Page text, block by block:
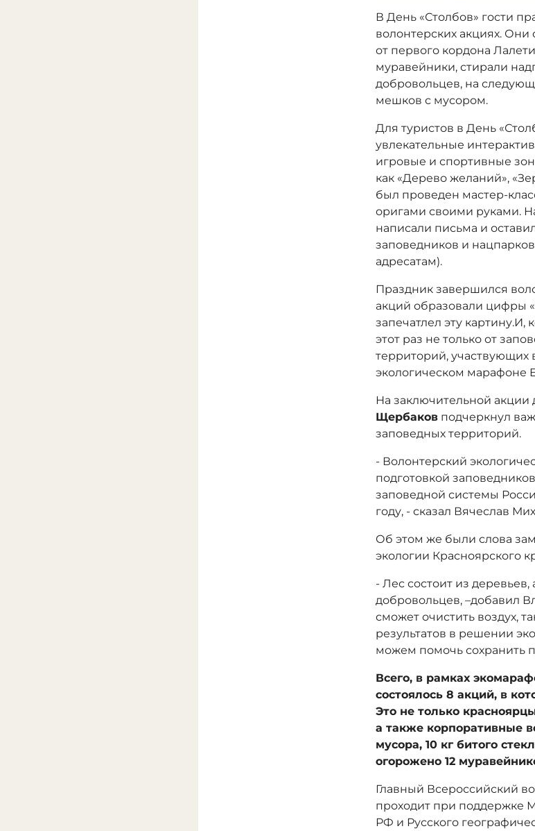
В День «Столбов» гости
волонтерских акциях.
от первого кордона
муравейники, стирали
добровольцев, на
мешков с мусором.
Для туристов в День
увлекательные
игровые и спортивные
как «Дерево желаний»,
был проведен мастер-
оригами своими руками.
написали письма и
заповедников и
адресатам).
Праздник завершился
акций образовали цифры
запечатлел эту
этот раз не только от
территорий, участвующих
экологическом марафоне
На заключительной акции
Щербаков подчеркнул
заповедных территорий.
- Волонтерский
подготовкой
заповедной системы
году, - сказал Вячеслав
Об этом же были слова
экологии Красноярского
- Лес состоит из
добровольцев, –добавил
сможет очистить воздух,
результатов в решении
можем помочь сохранить
Всего, в рамках
состоялось 8 акций, в
Это не только
а также корпоративные
мусора, 10 кг битого
огорожено 12
Главный Всероссийский
проходит при поддержке
РФ и Русского